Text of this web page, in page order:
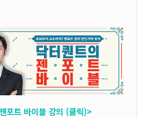
포트 바이블 강의 (클릭)>